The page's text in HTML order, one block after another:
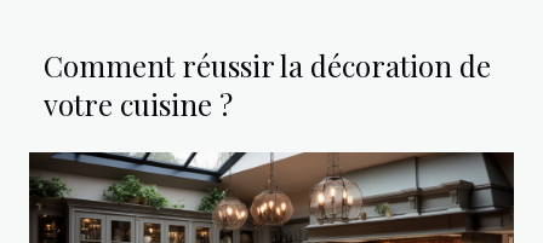
Comment réussir la décoration de
votre cuisine ?